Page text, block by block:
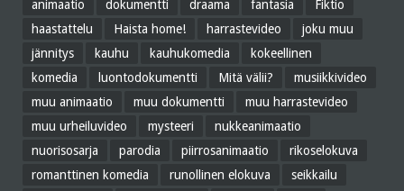
animaatio
dokumentti draama fantasia
Fiktio
haastattelu
Haista home! harrastevideo
joku muu
jännitys
kauhu kauhukomedia
kokeellinen
komedia
luontodokumentti Mitä välii?
musiikkivideo
muu animaatio
muu dokumentti
muu harrastevideo
muu urheiluvideo
mysteeri
nukkeanimaatio
nuorisosarja
parodia piirrosanimaatio
rikoselokuva
romanttinen komedia
runollinen elokuva
seikkailu